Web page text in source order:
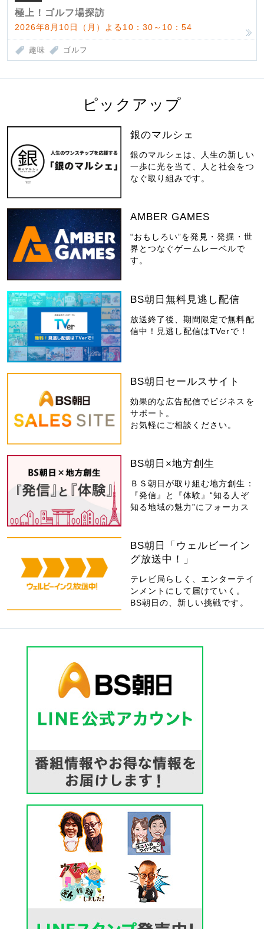
極上！ゴルフ場探訪
2026年8月10日（月）よる10：30～10：54
趣味 ゴルフ
ピックアップ
銀のマルシェ
銀のマルシェは、人生の新しい
一歩に光を当て、人と社会をつ
なぐ取り組みです。
AMBER GAMES
“おもしろい”を発見・発掘・世
界とつなぐゲームレーベルで
す。
BS朝日無料見逃し配信
放送終了後、期間限定で無料配
信中！見逃し配信はTVerで！
BS朝日セールスサイト
効果的な広告配信でビジネスを
サポート。
お気軽にご相談ください。
BS朝日×地方創生
ＢＳ朝日が取り組む地方創生：
『発信』と『体験』“知る人ぞ
知る地域の魅力”にフォーカス
BS朝日「ウェルビーイン
グ放送中！」
テレビ局らしく、エンターテイ
ンメントにして届けていく。
BS朝日の、新しい挑戦です。